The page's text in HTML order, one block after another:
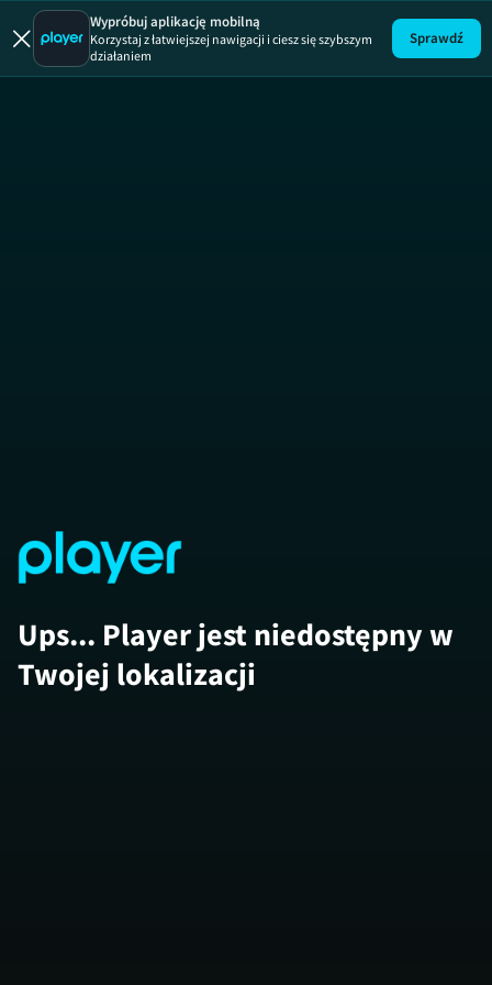
Prawo Agaty
Wypróbuj aplikację mobilną
Korzystaj z łatwiejszej nawigacji i ciesz się szybszym
działaniem
Sprawdź
Ups... Player jest niedostępny w
Twojej lokalizacji